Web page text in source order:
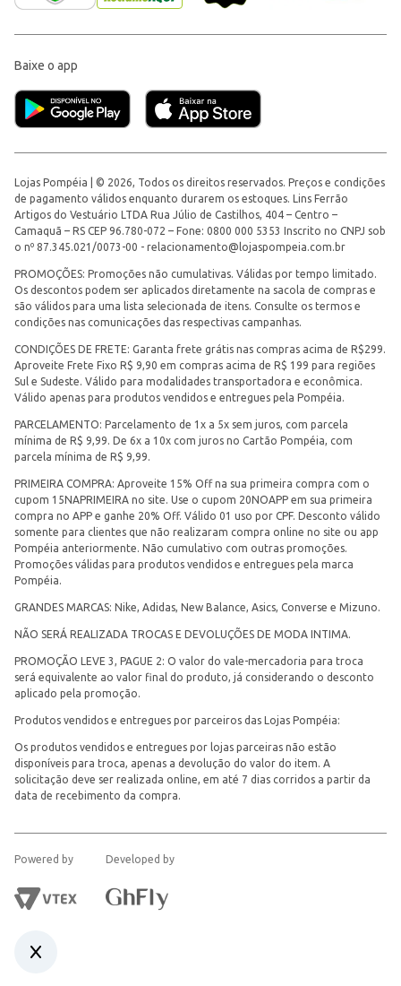
Baixe o app
Lojas Pompéia | © 2026, Todos os direitos reservados. Preços e condições
de pagamento válidos enquanto durarem os estoques. Lins Ferrão
Artigos do Vestuário LTDA Rua Júlio de Castilhos, 404 – Centro –
Camaquã – RS CEP 96.780-072 – Fone: 0800 000 5353 Inscrito no CNPJ sob
o nº 87.345.021/0073-00 - relacionamento@lojaspompeia.com.br
PROMOÇÕES: Promoções não cumulativas. Válidas por tempo limitado.
Os descontos podem ser aplicados diretamente na sacola de compras e
são válidos para uma lista selecionada de itens. Consulte os termos e
condições nas comunicações das respectivas campanhas.
CONDIÇÕES DE FRETE: Garanta frete grátis nas compras acima de R$299.
Aproveite Frete Fixo R$ 9,90 em compras acima de R$ 199 para regiões
Sul e Sudeste. Válido para modalidades transportadora e econômica.
Válido apenas para produtos vendidos e entregues pela Pompéia.
PARCELAMENTO: Parcelamento de 1x a 5x sem juros, com parcela
mínima de R$ 9,99. De 6x a 10x com juros no Cartão Pompéia, com
parcela mínima de R$ 9,99.
PRIMEIRA COMPRA: Aproveite 15% Off na sua primeira compra com o
cupom 15NAPRIMEIRA no site. Use o cupom 20NOAPP em sua primeira
compra no APP e ganhe 20% Off. Válido 01 uso por CPF. Desconto válido
somente para clientes que não realizaram compra online no site ou app
Pompéia anteriormente. Não cumulativo com outras promoções.
Promoções válidas para produtos vendidos e entregues pela marca
Pompéia.
GRANDES MARCAS: Nike, Adidas, New Balance, Asics, Converse e Mizuno.
NÃO SERÁ REALIZADA TROCAS E DEVOLUÇÕES DE MODA INTIMA.
PROMOÇÃO LEVE 3, PAGUE 2: O valor do vale-mercadoria para troca
será equivalente ao valor final do produto, já considerando o desconto
aplicado pela promoção.
Produtos vendidos e entregues por parceiros das Lojas Pompéia:
Os produtos vendidos e entregues por lojas parceiras não estão
disponíveis para troca, apenas a devolução do valor do item. A
solicitação deve ser realizada online, em até 7 dias corridos a partir da
data de recebimento da compra.
Powered by Developed by